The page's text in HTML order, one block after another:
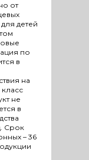
от
детей
по
в
на
не
в
Срок
– 36